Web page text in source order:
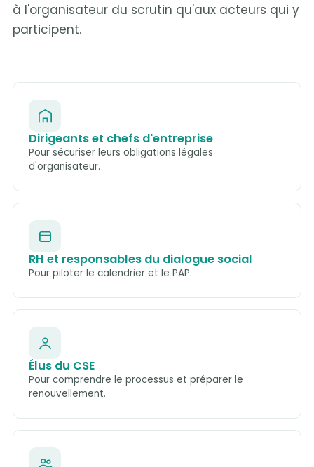
à l'organisateur du scrutin qu'aux acteurs qui y
participent.
Dirigeants et chefs d'entreprise
Pour sécuriser leurs obligations légales
d'organisateur.
RH et responsables du dialogue social
Pour piloter le calendrier et le PAP.
Élus du CSE
Pour comprendre le processus et préparer le
renouvellement.